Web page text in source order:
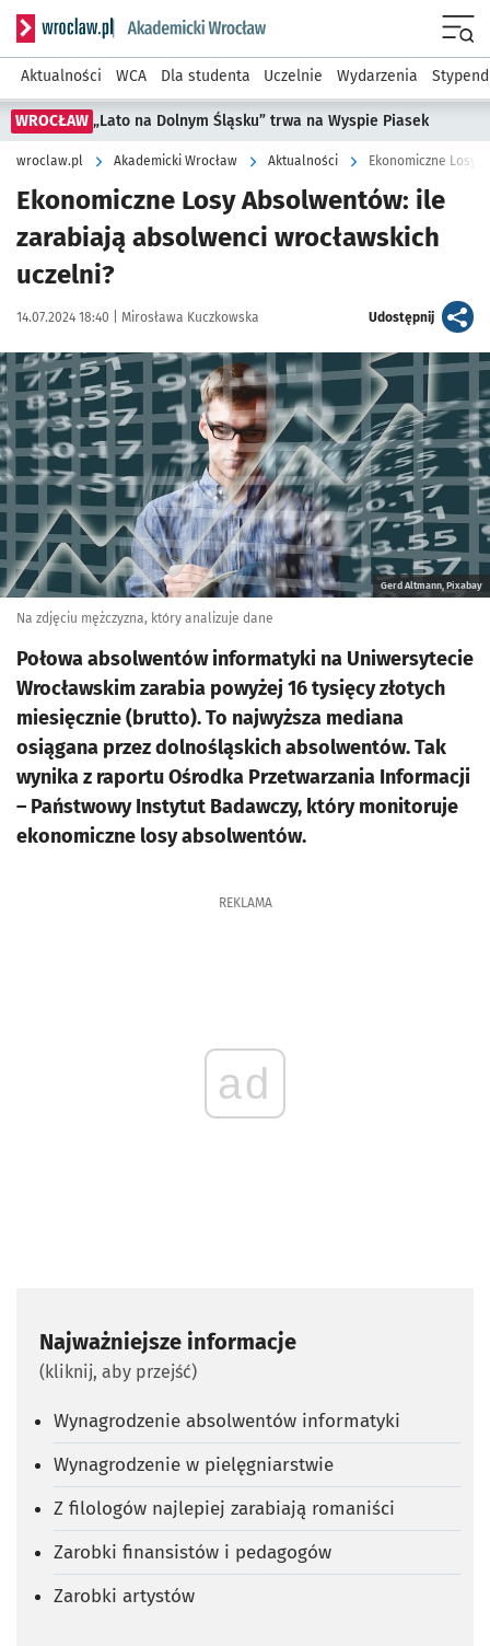
Serwis informacyjny wroclaw.pl podserwis: Akademicki
Aktualności WCA Dla studenta Uczelnie Wydarzenia
WROCŁAW „Lato na Dolnym Śląsku” trwa na Wyspie Piasek
wroclaw.pl Akademicki Wrocław Aktualności Ekonomiczne Losy
Ekonomiczne Losy Absolwentów: ile
zarabiają absolwenci wrocławskich
uczelni?
Data publikacji:
14.07.2024 18:40 | Autor:
Mirosława Kuczkowska Udostępnijartykuł
Kliknij, aby powiększyć
Gerd Altmann, Pixabay
Na zdjęciu mężczyzna, który analizuje dane
Połowa absolwentów informatyki na Uniwersytecie
Wrocławskim zarabia powyżej 16 tysięcy złotych
miesięcznie (brutto). To najwyższa mediana
osiągana przez dolnośląskich absolwentów. Tak
wynika z raportu Ośrodka Przetwarzania Informacji
– Państwowy Instytut Badawczy, który monitoruje
ekonomiczne losy absolwentów.
REKLAMA
ad
Najważniejsze informacje
(kliknij, aby przejść)
Wynagrodzenie absolwentów informatyki
Wynagrodzenie w pielęgniarstwie
Z filologów najlepiej zarabiają romaniści
Zarobki finansistów i pedagogów
Zarobki artystów